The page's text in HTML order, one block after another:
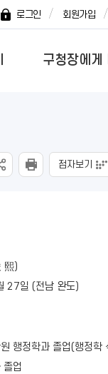
로그인 회원가입
구청장에게
점자보기
熙)
27일 (전남 완도)
행정학과 졸업(행정학
졸업